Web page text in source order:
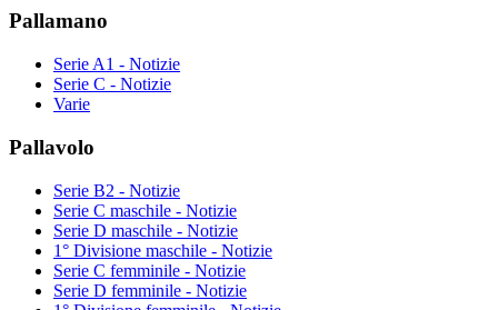
Pallamano
Serie A1 - Notizie
Serie C - Notizie
Varie
Pallavolo
Serie B2 - Notizie
Serie C maschile - Notizie
Serie D maschile - Notizie
1° Divisione maschile - Notizie
Serie C femminile - Notizie
Serie D femminile - Notizie